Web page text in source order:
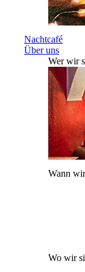
Nachtcafé
Über uns
Wer wir
Wann
Wo wir